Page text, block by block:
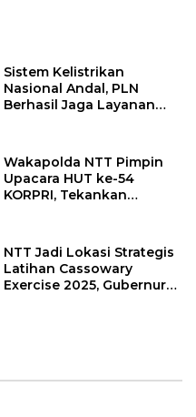
Sistem Kelistrikan
Nasional Andal, PLN
Berhasil Jaga Layanan
Wakapolda NTT Pimpin
Upacara HUT ke-54
KORPRI, Tekankan
NTT Jadi Lokasi Strategis
Latihan Cassowary
Exercise 2025, Gubernur